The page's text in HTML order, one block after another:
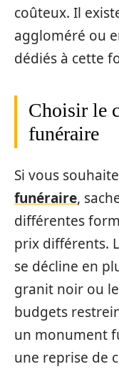
coûteux. Il
aggloméré ou
dédiés à cette
Choisir le
funéraire
Si vous
funéraire,
différentes
prix différents.
se décline en
granit noir ou
budgets
un monument
une reprise de